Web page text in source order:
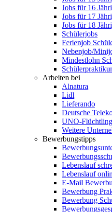
Jobs für 16
Jobs für 17
Jobs für 18
Schülerjobs
Ferienjob
Nebenjob/
Mindestlohn
Arbeiten bei
Alnatura
Lidl
Lieferando
Deutsche
UNO-
Weitere
Bewerbungstipps
Lebenslauf
Lebenslauf
E-Mail
Bewerbung
Bewerbung